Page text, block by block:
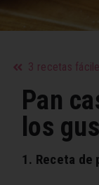
Pan
los
1. Receta de